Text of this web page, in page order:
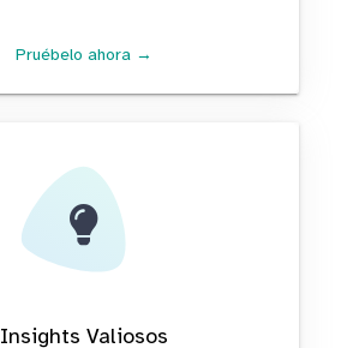
Pruébelo ahora →
Insights Valiosos